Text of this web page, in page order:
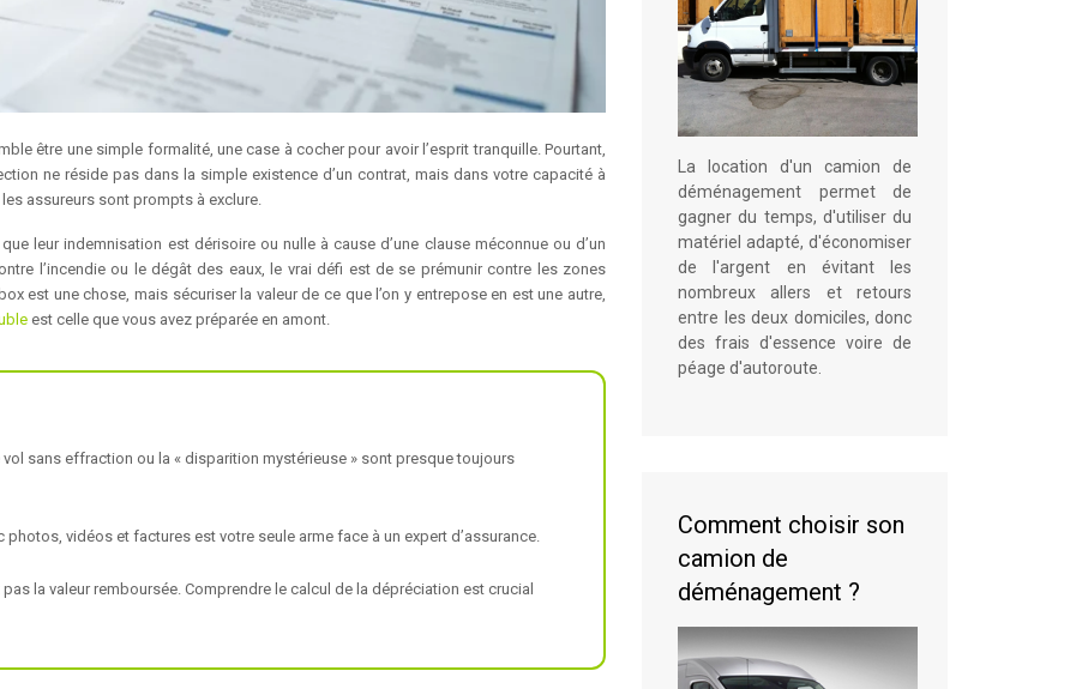
être une simple formalité, une case à cocher pour avoir l’esprit tranquille. Pourtant,
ne réside pas dans la simple existence d’un contrat, mais dans votre capacité à
assureurs sont prompts à exclure.
leur indemnisation est dérisoire ou nulle à cause d’une clause méconnue ou d’un
l’incendie ou le dégât des eaux, le vrai défi est de se prémunir contre les zones
est une chose, mais sécuriser la valeur de ce que l’on y entrepose en est une autre,
est celle que vous avez préparée en amont.
sans effraction ou la « disparition mystérieuse » sont presque toujours
photos, vidéos et factures est votre seule arme face à un expert d’assurance.
pas la valeur remboursée. Comprendre le calcul de la dépréciation est crucial
La location d'un camion de
déménagement permet de
gagner du temps, d'utiliser du
matériel adapté, d'économiser
de l'argent en évitant les
nombreux allers et retours
entre les deux domiciles, donc
des frais d'essence voire de
péage d'autoroute.
Comment choisir son
camion de
déménagement ?